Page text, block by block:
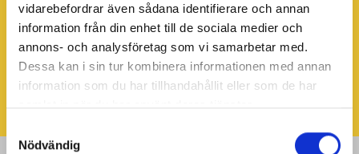
vidarebefordrar även sådana identifierare och annan
information från din enhet till de sociala medier och
annons- och analysföretag som vi samarbetar med.
Dessa kan i sin tur kombinera informationen med annan
information som du har tillhandahållit eller som de har
samlat in när du har använt deras tjänster.
Nödvändig